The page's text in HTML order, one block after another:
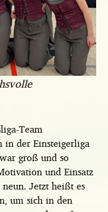
Team
in der Einsteigerliga
groß und so
und Einsatz
Jetzt heißt es
um sich in den